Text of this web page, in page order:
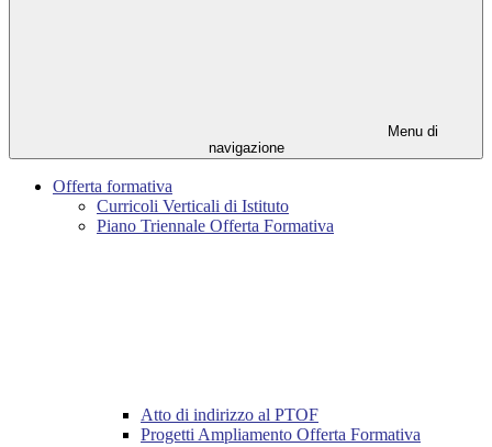
Menu di
navigazione
Offerta formativa
Curricoli Verticali di Istituto
Piano Triennale Offerta Formativa
Atto di indirizzo al PTOF
Progetti Ampliamento Offerta Formativa